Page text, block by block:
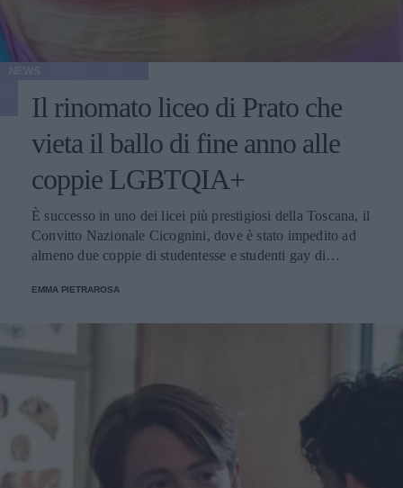
Il rinomato liceo di Prato che
vieta il ballo di fine anno alle
coppie LGBTQIA+
È successo in uno dei licei più prestigiosi della Toscana, il
Convitto Nazionale Cicognini, dove è stato impedito ad
almeno due coppie di studentesse e studenti gay di
promesso dei cambiamenti per il 2023.
EMMA PIETRAROSA